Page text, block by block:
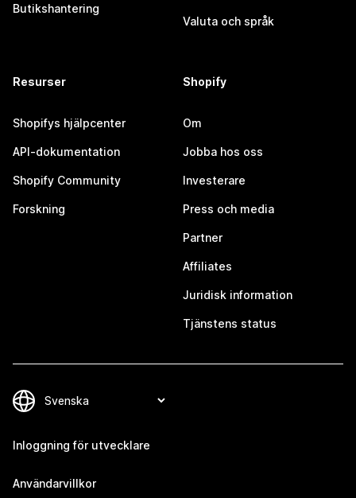
Butikshantering
Valuta och språk
Resurser
Shopifys hjälpcenter
API-dokumentation
Shopify Community
Forskning
Shopify
Om
Jobba hos oss
Investerare
Press och media
Partner
Affiliates
Juridisk information
Tjänstens status
Inloggning för utvecklare
Användarvillkor